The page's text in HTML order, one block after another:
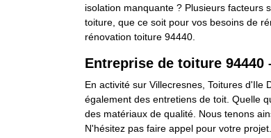
isolation manquante ? Plusieurs facteurs
toiture, que ce soit pour vos besoins de
rénovation toiture 94440.
Entreprise de toiture
En activité sur Villecresnes, Toitures
également des entretiens de toit. Quelle
des matériaux de qualité. Nous tenons
N'hésitez pas faire appel pour votre projet.